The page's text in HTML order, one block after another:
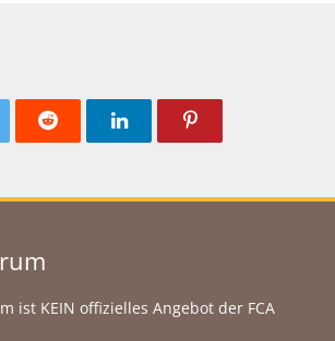
ist KEIN offizielles Angebot der FCA